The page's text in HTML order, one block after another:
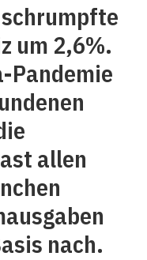
um 2,6%.
Pandemie
allen
nach.